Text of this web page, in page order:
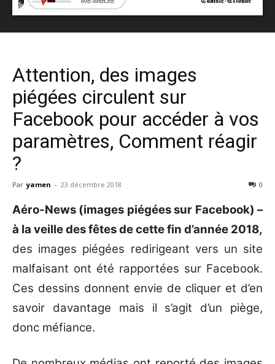
Attention, des images
piégées circulent sur
Facebook pour accéder à vos
paramètres, Comment réagir
?
Par yamen - 23 décembre 2018 0
Aéro-News (images piégées sur Facebook) –
à la veille des fêtes de cette fin d’année 2018,
des images piégées redirigeant vers un site
malfaisant ont été rapportées sur Facebook.
Ces dessins donnent envie de cliquer et d’en
savoir davantage mais il s’agit d’un piège,
donc méfiance.